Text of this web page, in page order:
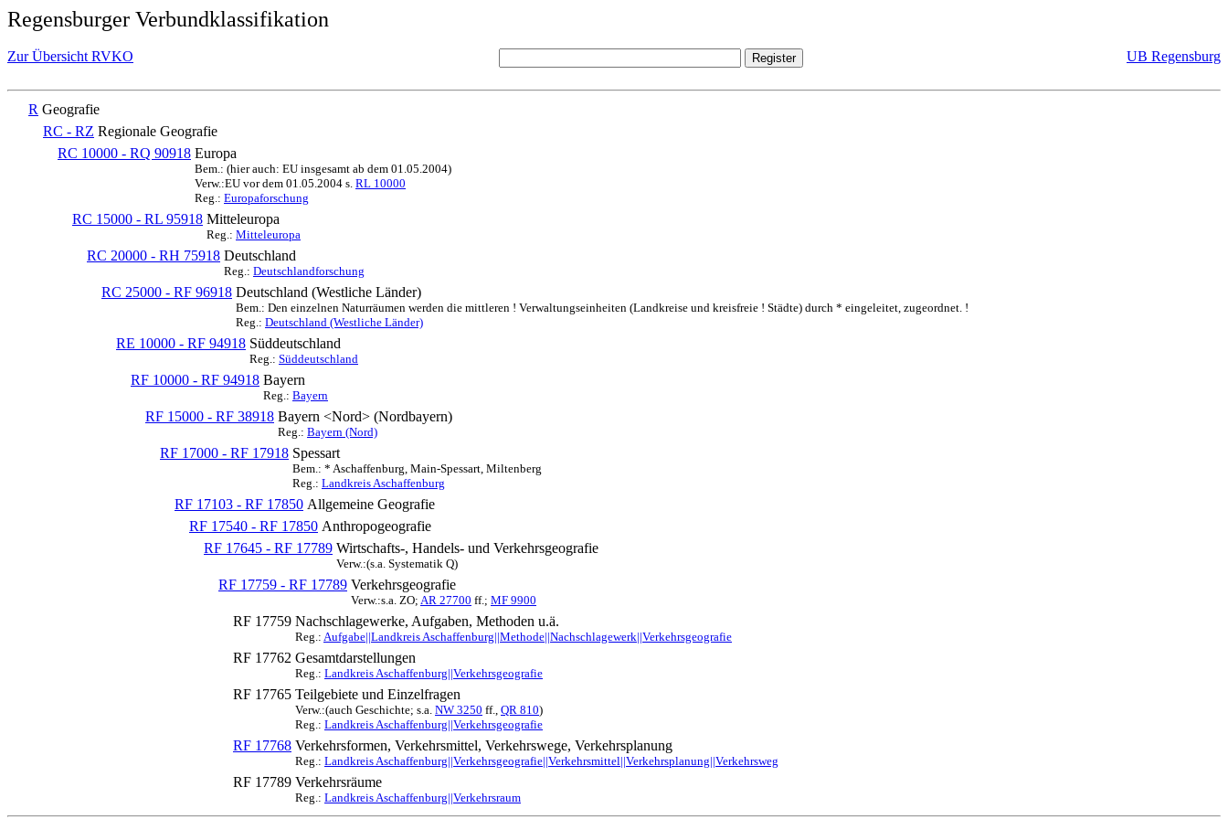
Regensburger Verbundklassifikation
Zur Übersicht RVKO UB Regensburg
R Geografie
RC - RZ Regionale Geografie
RC 10000 - RQ 90918 Europa
Bem.: (hier auch: EU insgesamt ab dem 01.05.2004)
Verw.:EU vor dem 01.05.2004 s. RL 10000
Reg.: Europaforschung
RC 15000 - RL 95918 Mitteleuropa
Reg.: Mitteleuropa
RC 20000 - RH 75918 Deutschland
Reg.: Deutschlandforschung
RC 25000 - RF 96918 Deutschland (Westliche Länder)
Bem.: Den einzelnen Naturräumen werden die mittleren ! Verwaltungseinheiten (Landkreise und kreisfreie ! Städte) durch * eingeleitet, zugeordnet. !
Reg.: Deutschland (Westliche Länder)
RE 10000 - RF 94918 Süddeutschland
Reg.: Süddeutschland
RF 10000 - RF 94918 Bayern
Reg.: Bayern
RF 15000 - RF 38918 Bayern <Nord> (Nordbayern)
Reg.: Bayern (Nord)
RF 17000 - RF 17918 Spessart
Bem.: * Aschaffenburg, Main-Spessart, Miltenberg
Reg.: Landkreis Aschaffenburg
RF 17103 - RF 17850 Allgemeine Geografie
RF 17540 - RF 17850 Anthropogeografie
RF 17645 - RF 17789 Wirtschafts-, Handels- und Verkehrsgeografie
Verw.:(s.a. Systematik Q)
RF 17759 - RF 17789 Verkehrsgeografie
Verw.:s.a. ZO; AR 27700 ff.; MF 9900
RF 17759 Nachschlagewerke, Aufgaben, Methoden u.ä.
Reg.: Aufgabe||Landkreis Aschaffenburg||Methode||Nachschlagewerk||Verkehrsgeografie
RF 17762 Gesamtdarstellungen
Reg.: Landkreis Aschaffenburg||Verkehrsgeografie
RF 17765 Teilgebiete und Einzelfragen
Verw.:(auch Geschichte; s.a. NW 3250 ff., QR 810)
Reg.: Landkreis Aschaffenburg||Verkehrsgeografie
RF 17768 Verkehrsformen, Verkehrsmittel, Verkehrswege, Verkehrsplanung
Reg.: Landkreis Aschaffenburg||Verkehrsgeografie||Verkehrsmittel||Verkehrsplanung||Verkehrsweg
RF 17789 Verkehrsräume
Reg.: Landkreis Aschaffenburg||Verkehrsraum